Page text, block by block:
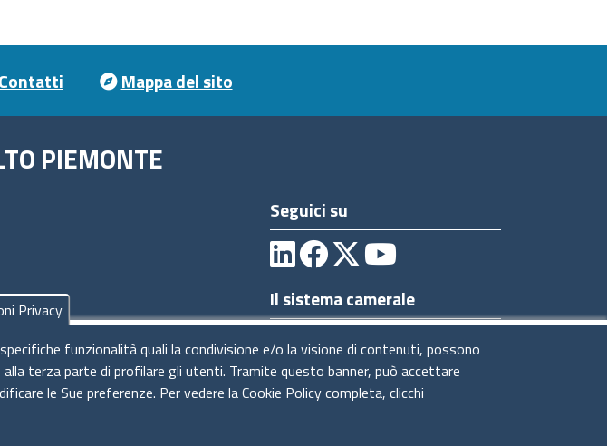
Contatti Mappa del sito
PIEMONTE
Seguici su
Il sistema camerale
Privacy
funzionalità quali la condivisione e/o la visione di contenuti, possono
terza parte di profilare gli utenti. Tramite questo banner, può accettare
le Sue preferenze. Per vedere la Cookie Policy completa, clicchi